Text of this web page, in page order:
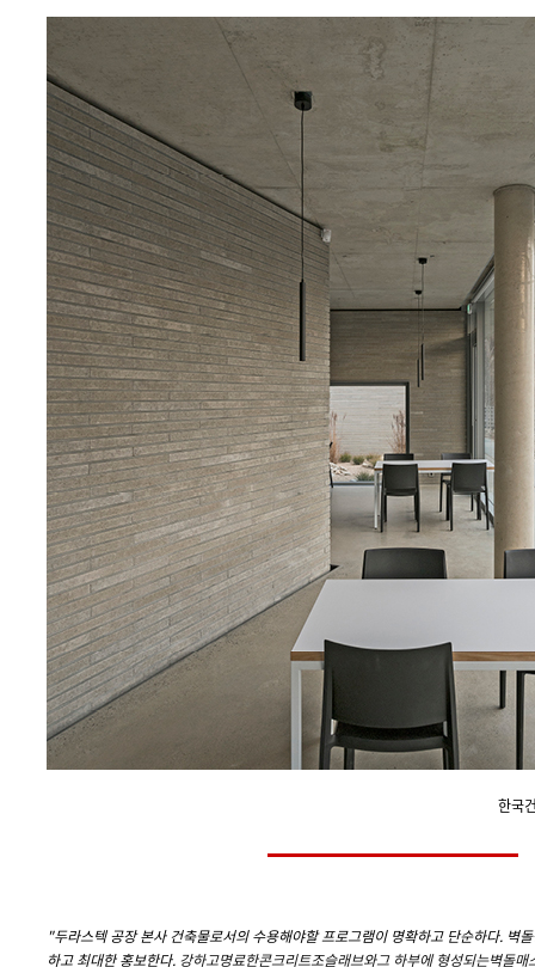
한국
"두라스텍 공장 본사 건축물로서의 수용해야할 프로그램이 명확하고 단순하다. 벽
하고 최대한 홍보한다. 강하고명료한콘크리트조슬래브와그 하부에 형성되는벽돌매